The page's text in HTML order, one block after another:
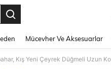
Mücevher Ve Aksesuarlar